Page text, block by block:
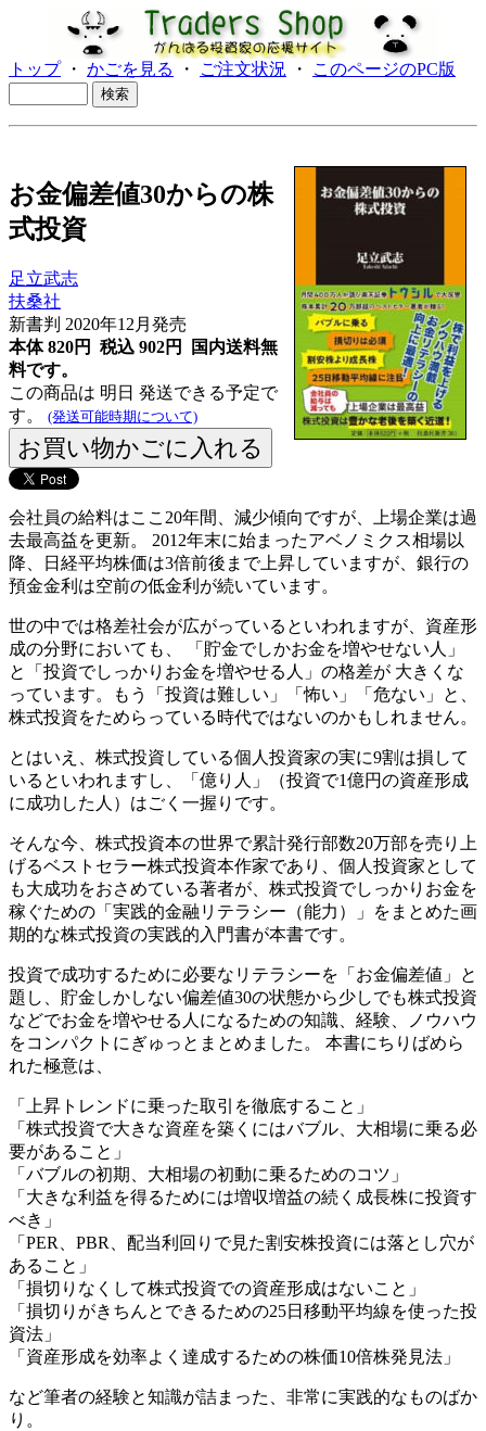
トップ・ かごを見る ・ ご注文状況 ・ このページのPC版
お金偏差値30からの株
式投資
足立武志
扶桑社
新書判 2020年12月発売
本体 820円 税込 902円
国内送料無
料です。
この商品は 明日 発送できる予定で
す。 (発送可能時期について)
会社員の給料はここ20年間、減少傾向ですが、上場企業は過
去最高益を更新。 2012年末に始まったアベノミクス相場以
降、日経平均株価は3倍前後まで上昇していますが、銀行の
預金金利は空前の低金利が続いています。
世の中では格差社会が広がっているといわれますが、資産形
成の分野においても、 「貯金でしかお金を増やせない人」
と「投資でしっかりお金を増やせる人」の格差が 大きくな
っています。もう「投資は難しい」「怖い」「危ない」と、
株式投資をためらっている時代ではないのかもしれません。
とはいえ、株式投資している個人投資家の実に9割は損して
いるといわれますし、「億り人」（投資で1億円の資産形成
に成功した人）はごく一握りです。
そんな今、株式投資本の世界で累計発行部数20万部を売り上
げるベストセラー株式投資本作家であり、個人投資家として
も大成功をおさめている著者が、株式投資でしっかりお金を
稼ぐための「実践的金融リテラシー（能力）」をまとめた画
期的な株式投資の実践的入門書が本書です。
投資で成功するために必要なリテラシーを「お金偏差値」と
題し、貯金しかしない偏差値30の状態から少しでも株式投資
などでお金を増やせる人になるための知識、経験、ノウハウ
をコンパクトにぎゅっとまとめました。 本書にちりばめら
れた極意は、
「上昇トレンドに乗った取引を徹底すること」
「株式投資で大きな資産を築くにはバブル、大相場に乗る必
要があること」
「バブルの初期、大相場の初動に乗るためのコツ」
「大きな利益を得るためには増収増益の続く成長株に投資す
べき」
「PER、PBR、配当利回りで見た割安株投資には落とし穴が
あること」
「損切りなくして株式投資での資産形成はないこと」
「損切りがきちんとできるための25日移動平均線を使った投
資法」
「資産形成を効率よく達成するための株価10倍株発見法」
など筆者の経験と知識が詰まった、非常に実践的なものばか
り。